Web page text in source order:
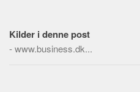
Kilder i denne post
-www.business.dk...